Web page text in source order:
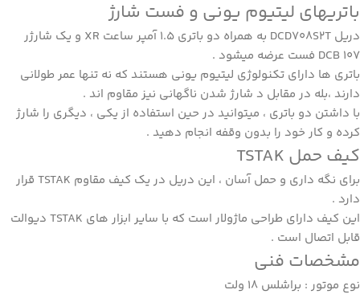
باتریهای لیتیوم یونی و فست شارژ
دریل DCD708S2T به همراه دو باتری 1.5 آمپر ساعت XR و یک شارژر
DCB 107 فست عرضه میشود .
باتری ها دارای تکنولوژی لیتیوم یونی هستند که نه تنها عمر طولانی
دارند ،بله در مقابل د شارژ شدن ناگهانی نیز مقاوم اند .
با داشتن دو باتری ، میتوانید در حین استفاده از یکی ، دیگری را شارژ
کرده و کار خود را بدون وقفه انجام دهید .
کیف حمل TSTAK
برای نگه داری و حمل آسان ، این دریل در یک کیف مقاوم TSTAK قرار
دارد .
این کیف دارای طراحی ماژولار است که با سایر ابزار های TSTAK دیوالت
قابل اتصال است .
مشخصات فنی
نوع موتور : براشلس 18 ولت